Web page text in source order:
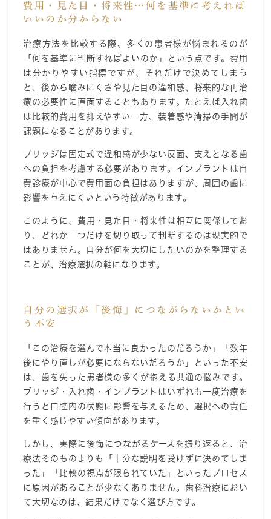
費用・見た目・将来性…何を基準に考えれば
いいのか分からない
治療方法を比較する際、多くの患者様が悩まれるのが
「何を基準に判断すればよいのか」という点です。費用
は分かりやすい指標ですが、それだけで決めてしまう
と、後から噛みにくさや見た目の違和感、将来的な再治
療の必要性に直面することもあります。たとえば入れ歯
は比較的費用を抑えやすい一方、装着感や清掃の手間が
課題になることがあります。
ブリッジは固定式で違和感が少ない反面、支えとなる歯
への負担を考慮する必要があります。インプラントは自
費診療が中心で費用面の負担はありますが、周囲の歯に
影響を与えにくいという特徴があります。
このように、費用・見た目・将来性は相互に関係してお
り、どれか一つだけを切り取って判断するのは現実的で
はありません。自分が何を大切にしたいのかを整理する
ことが、治療選択の軸になります。
自分の選択が「後悔」につながらないかとい
う不安
「この治療を選んで本当に良かったのだろうか」「数年
後にやり直しが必要にならないだろうか」といった不安
は、歯を失った患者様の多くが抱える共通の悩みです。
ブリッジ・入れ歯・インプラントはいずれも一度治療を
行うと口腔内の状態に影響を与えるため、選択への責任
を重く感じやすい傾向があります。
しかし、実際に後悔につながるケースを振り返ると、治
療法そのものよりも「十分な説明を受けずに決めてしま
った」「比較の視点が限られていた」といったプロセス
に原因があることが少なくありません。歯科治療におい
て大切なのは、結果だけでなく選び方です。